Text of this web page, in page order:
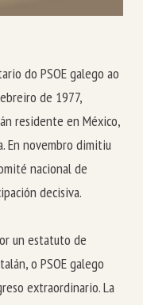
do PSOE galego ao
de 1977,
residente en México,
En novembro dimitiu
nacional de
decisiva.
un estatuto de
o PSOE galego
extraordinario.La